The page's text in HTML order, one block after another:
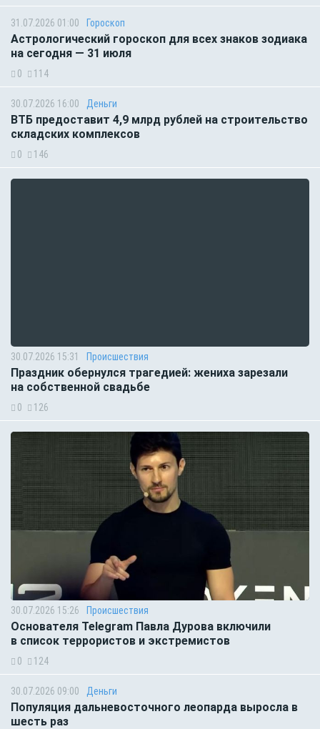
31.07.2026 01:00 Гороскоп
Астрологический гороскоп для всех знаков зодиака
на сегодня — 31 июля
0 114
30.07.2026 16:00 Деньги
ВТБ предоставит 4,9 млрд рублей на строительство
складских комплексов
0 146
30.07.2026 15:31 Происшествия
Праздник обернулся трагедией: жениха зарезали
на собственной свадьбе
0 126
30.07.2026 15:26 Происшествия
Основателя Telegram Павла Дурова включили
в список террористов и экстремистов
0 124
30.07.2026 09:00 Деньги
Популяция дальневосточного леопарда выросла в
шесть раз